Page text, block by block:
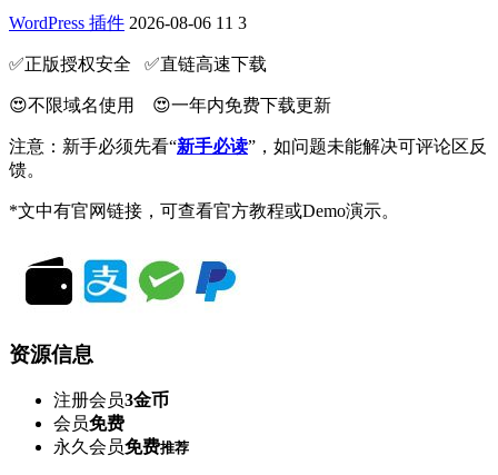
WordPress 插件 2026-08-06 11 3
✅️正版授权安全 ✅️直链高速下载
😍不限域名使用 😍一年内免费下载更新
注意：新手必须先看“新手必读”，如问题未能解决可评论区反
馈。
*文中有官网链接，可查看官方教程或Demo演示。
资源信息
注册会员3金币
会员免费
永久会员免费推荐